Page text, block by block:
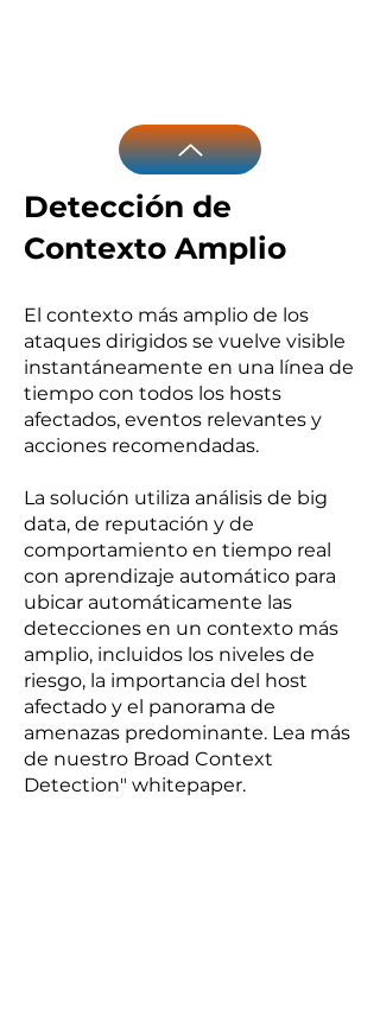
Detección de
Contexto Amplio
El contexto más amplio de los
ataques dirigidos se vuelve visible
instantáneamente en una línea de
tiempo con todos los hosts
afectados, eventos relevantes y
acciones recomendadas.
La solución utiliza análisis de big
data, de reputación y de
comportamiento en tiempo real
con aprendizaje automático para
ubicar automáticamente las
detecciones en un contexto más
amplio, incluidos los niveles de
riesgo, la importancia del host
afectado y el panorama de
amenazas predominante. Lea más
de nuestro Broad Context
Detection" whitepaper.